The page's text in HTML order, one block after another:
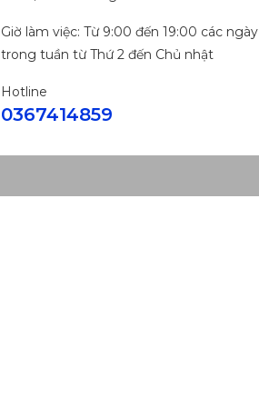
Giờ làm việc: Từ 9:00 đến 19:00 các ngày
trong tuần từ Thứ 2 đến Chủ nhật
Hotline
0367414859